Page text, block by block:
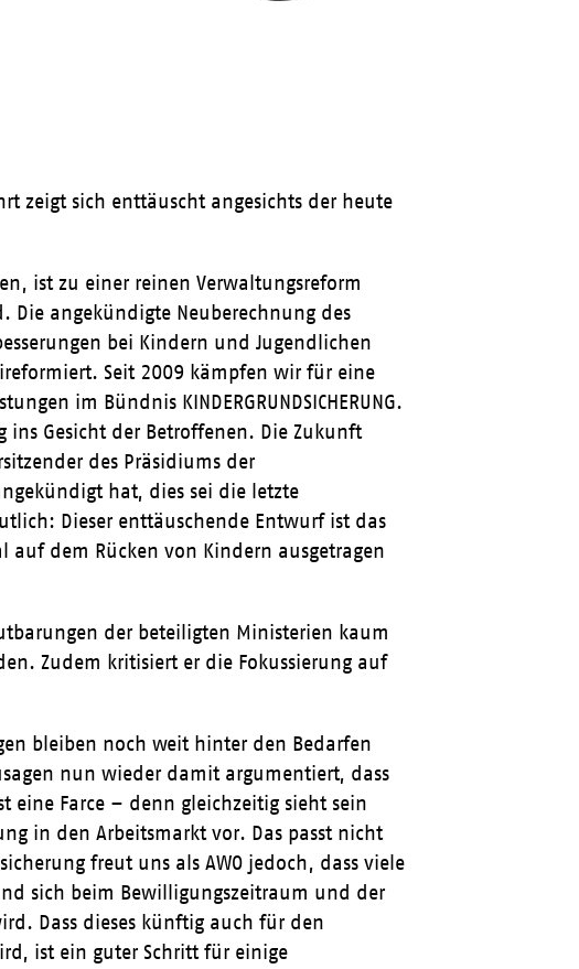
zeigt sich enttäuscht angesichts der heute
ist zu einer reinen Verwaltungsreform
Die angekündigte Neuberechnung des
bei Kindern und Jugendlichen
Seit 2009 kämpfen wir für eine
im Bündnis KINDERGRUNDSICHERUNG.
Gesicht der Betroffenen. Die Zukunft
des Präsidiums der
hat, dies sei die letzte
Dieser enttäuschende Entwurf ist das
auf dem Rücken von Kindern ausgetragen
der beteiligten Ministerien kaum
Zudem kritisiert er die Fokussierung auf
bleiben noch weit hinter den Bedarfen
nun wieder damit argumentiert, dass
eine Farce – denn gleichzeitig sieht sein
in den Arbeitsmarkt vor. Das passt nicht
freut uns als AWO jedoch, dass viele
sich beim Bewilligungszeitraum und der
Dass dieses künftig auch für den
ist ein guter Schritt für einige